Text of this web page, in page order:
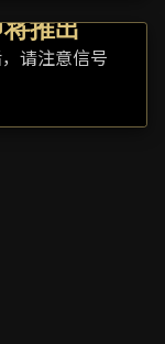
推出
请注意信号